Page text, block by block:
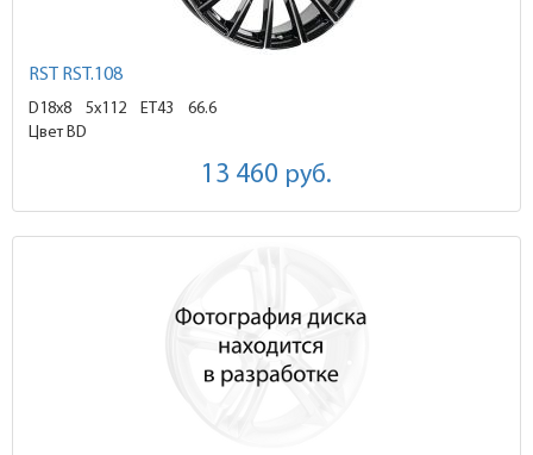
RST RST.108
D18x8 5x112 ET43
66.6
Цвет BD
13 460 руб.